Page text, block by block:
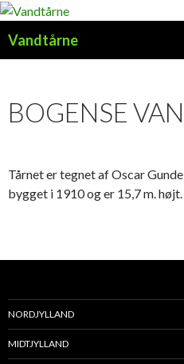
Vandtårne
BOGENSE
Tårnet er tegnet af Oscar
bygget i 1910 og er 15,7 m.
NORDJYLLAND
MIDTJYLLAND